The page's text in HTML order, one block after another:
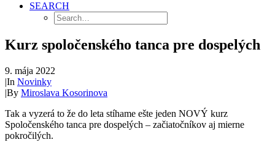
SEARCH
Kurz spoločenského tanca pre dospelých
9. mája 2022
|In Novinky
|By Miroslava Kosorinova
Tak a vyzerá to že do leta stíhame ešte jeden NOVÝ kurz
Spoločenského tanca pre dospelých – začiatočníkov aj mierne
pokročilých.